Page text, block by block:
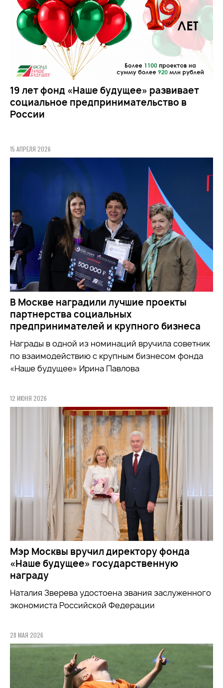
19 лет фонд «Наше будущее» развивает
социальное предпринимательство в
России
15 АПРЕЛЯ 2026
В Москве наградили лучшие проекты
партнерства социальных
предпринимателей и крупного бизнеса
Награды в одной из номинаций вручила советник
по взаимодействию с крупным бизнесом фонда
«Наше будущее» Ирина Павлова
12 ИЮНЯ 2026
Мэр Москвы вручил директору фонда
«Наше будущее» государственную
награду
Наталия Зверева удостоена звания заслуженного
экономиста Российской Федерации
28 МАЯ 2026